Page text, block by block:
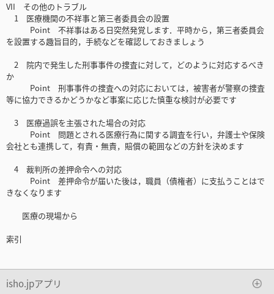
VII その他のトラブル
1 医療機関の不祥事と第三者委員会の設置
Point 不祥事はある日突然発覚します．平時から，第三者委員会
を設置する趣旨目的，手続などを確認しておきましょう
2 院内で発生した刑事事件の捜査に対して，どのように対応するべき
か
Point 刑事事件の捜査への対応においては，被害者が警察の捜査
等に協力できるかどうかなど事案に応じた慎重な検討が必要です
3 医療過誤を主張された場合の対応
Point 問題とされる医療行為に関する調査を行い，弁護士や保険
会社とも連携して，有責・無責，賠償の範囲などの方針を決めます
4 裁判所の差押命令への対応
Point 差押命令が届いた後は，職員（債権者）に支払うことはで
きなくなります
医療の現場から
索引
isho.jpアプリ